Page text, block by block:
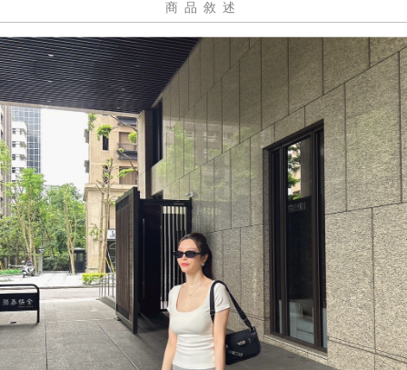
商品敘述